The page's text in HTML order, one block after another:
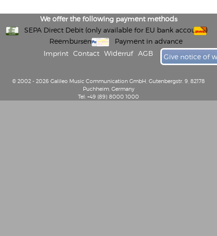
We offer the following payment methods
SEPA Direct Debit (only available for EU bank accounts)
Reembursement
Payment in advance
Imprint
Contact Widerruf AGB Give notice of
© 2002 - 2026 Galileo Music Communication GmbH, Gutenbergstr. 9, 82178
Puchheim, Germany
Tel: +49 (89) 8000 1000